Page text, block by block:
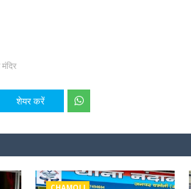
शेयर करें